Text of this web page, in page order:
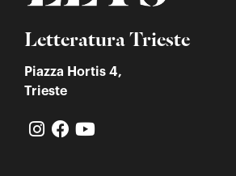
Letteratura Trieste
Piazza Hortis 4,
Trieste